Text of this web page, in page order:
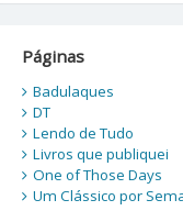
Páginas
Badulaques
DT
Lendo de Tudo
Livros que publiquei
One of Those Days
Um Clássico por